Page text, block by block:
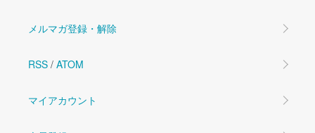
メルマガ登録・解除
RSS / ATOM
マイアカウント